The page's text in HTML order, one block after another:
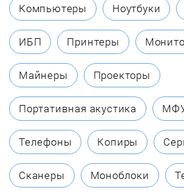
Coleman
Dakon
Danko
Dantex
DanVex
De Dietrich
Компьютеры Ноутбуки
ИБП Принтеры
Майнеры Проекторы
Портативная акустика
Телефоны Копиры
Сканеры Моноблоки